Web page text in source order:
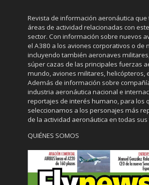
Revista de información aeronáutica que
áreas de actividad relacionadas con
sector. Con información sobre nuevos
el A380 a los aviones corporativos o de
incluyendo también aeronaves
súper cazas de las principales fuerzas
mundo, aviones militares, helicópteros,
Además de información sobre
industria aeronáutica nacional e
reportajes de interés humano, para los
seleccionamos a los personajes más
de la actividad aeronáutica en todas
QUIÉNES SOMOS